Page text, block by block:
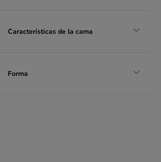
Características de la cama
Forma